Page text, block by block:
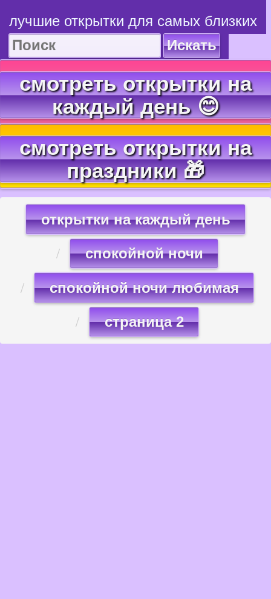
лучшие открытки для самых близких
Искать
смотреть открытки на
каждый день 😊
смотреть открытки на
праздники 🎁
открытки на каждый день
спокойной ночи
спокойной ночи любимая
страница 2